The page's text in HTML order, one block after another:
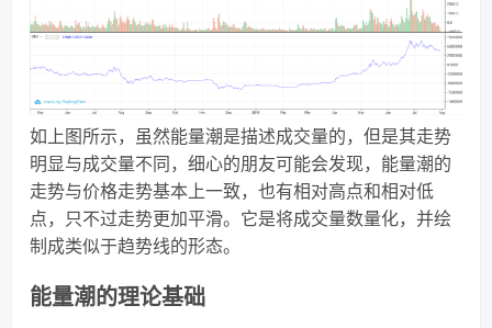
如上图所示，虽然能量潮是描述成交量的，但是其走势
明显与成交量不同，细心的朋友可能会发现，能量潮的
走势与价格走势基本上一致，也有相对高点和相对低
点，只不过走势更加平滑。它是将成交量数量化，并绘
制成类似于趋势线的形态。
能量潮的理论基础